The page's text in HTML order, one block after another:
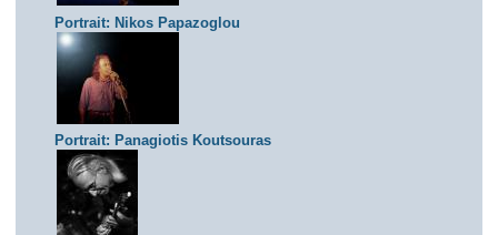
Portrait: Nikos Papazoglou
Portrait: Panagiotis Koutsouras